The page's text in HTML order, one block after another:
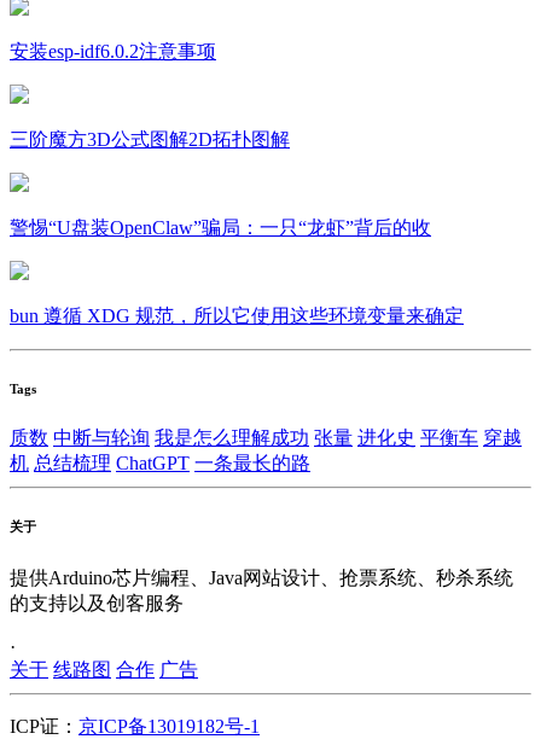
安装esp-idf6.0.2注意事项
三阶魔方3D公式图解2D拓扑图解
警惕“U盘装OpenClaw”骗局：一只“龙虾”背后的收
bun 遵循 XDG 规范，所以它使用这些环境变量来确定
Tags
质数 中断与轮询 我是怎么理解成功 张量 进化史 平衡车 穿越
机 总结梳理 ChatGPT 一条最长的路
关于
提供Arduino芯片编程、Java网站设计、抢票系统、秒杀系统
的支持以及创客服务
·
关于 线路图 合作 广告
ICP证： 京ICP备13019182号-1